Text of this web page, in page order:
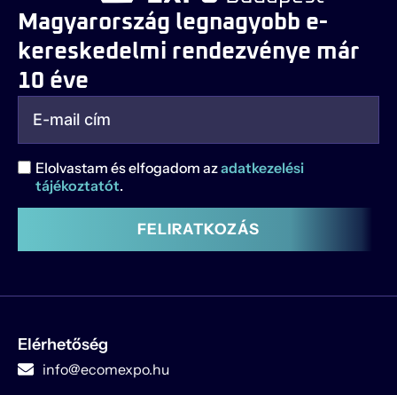
Magyarország legnagyobb e-
kereskedelmi rendezvénye már
10 éve
Elolvastam és elfogadom azadatkezelési
tájékoztatót.
FELIRATKOZÁS
Elérhetőség
info@ecomexpo.hu